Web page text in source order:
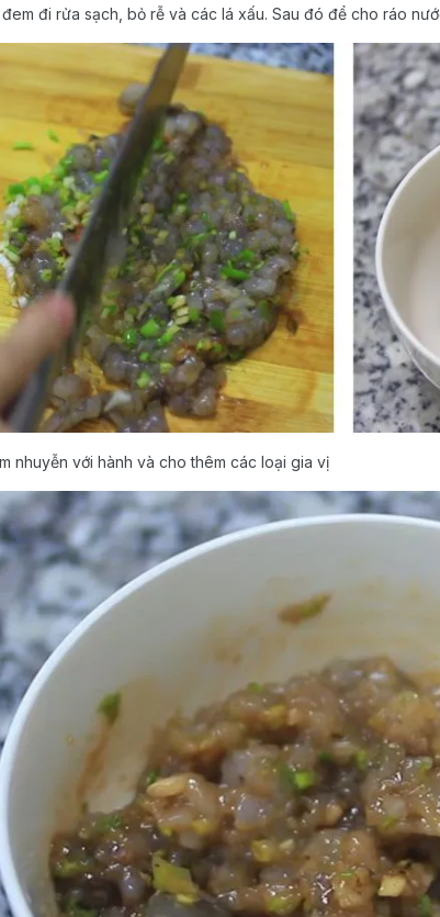
đi rửa sạch, bỏ rễ và các lá xấu. Sau đó để cho ráo
nhuyễn với hành và cho thêm các loại gia vị